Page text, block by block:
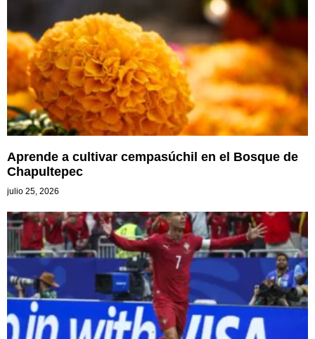
Aprende a cultivar cempasúchil en el Bosque de
Chapultepec
julio 25, 2026